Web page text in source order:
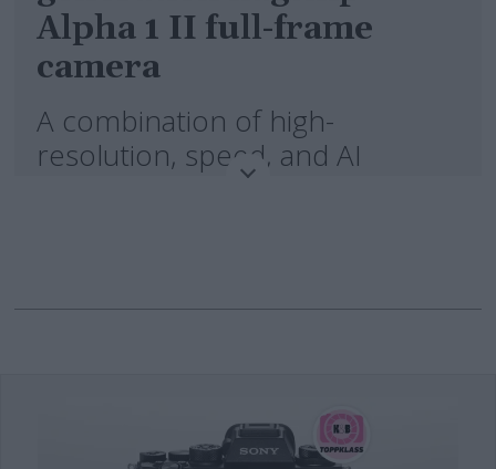
Alpha 1 II full-frame
camera
A combination of high-
resolution, speed, and AI
recognition designed for a
Sony introduces the second-
lens camera powered by Sony's latest
AI processing unit. The camera